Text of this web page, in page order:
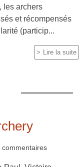
les archers
et récompensés
(particip...
Lire la suite
commentaires